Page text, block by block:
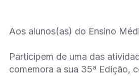
Aos alunos(as) do Ensino
Participem de uma das
comemora a sua 35ª Edição,